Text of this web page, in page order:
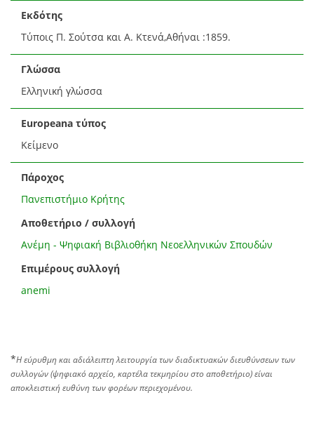
Εκδότης
Τύποις Π. Σούτσα και Α. Κτενά,Αθήναι :1859.
Γλώσσα
Ελληνική γλώσσα
Europeana τύπος
Κείμενο
Πάροχος
Πανεπιστήμιο Κρήτης
Αποθετήριο / συλλογή
Ανέμη - Ψηφιακή Βιβλιοθήκη Νεοελληνικών Σπουδών
Επιμέρους συλλογή
anemi
*Η εύρυθμη και αδιάλειπτη λειτουργία των διαδικτυακών διευθύνσεων των
συλλογών (ψηφιακό αρχείο, καρτέλα τεκμηρίου στο αποθετήριο) είναι
αποκλειστική ευθύνη των φορέων περιεχομένου.